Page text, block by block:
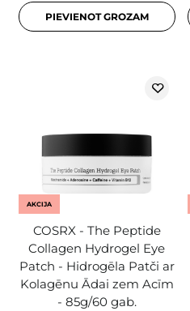
PIEVIENOT GROZAM
AKCIJA
COSRX - The Peptide
Collagen Hydrogel Eye
Patch - Hidrogēla Patči ar
Kolagēnu Ādai zem Acīm
- 85g/60 gab.